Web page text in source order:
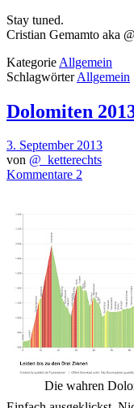
Stay tuned.
Cristian Gemamto aka
Kategorie Allgemein
SchlagwörterAllgemein
Dolomiten
3. September 2013
von @_ketterechts
Kommentare 2
Die wahren